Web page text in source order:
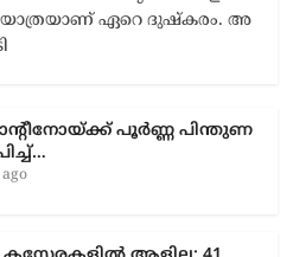
യാ​ത്ര​യാ​ണ് ഏ​റെ ദു​ഷ്ക​രം. അ​
പൂർണ്ണ പിന്തുണ